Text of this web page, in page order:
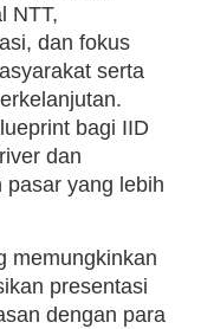
NTT,
dan fokus
serta
bagi IID
dan
pasar yang lebih
memungkinkan
presentasi
dengan para